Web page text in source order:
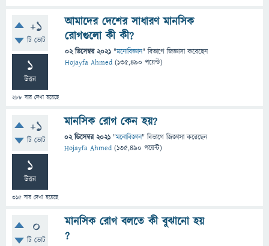
+1
টি ভোট
1
উত্তর
288 বার দেখা হয়েছে
আমাদের দেশের সাধারণ মানসিক
রোগগুলো কী কী?
02 ডিসেম্বর 2021 "মনোবিজ্ঞান" বিভাগে জিজ্ঞাসাকরেছেন
Hojayfa Ahmed (135,490 পয়েন্ট)
+1
টি ভোট
1
উত্তর
315 বার দেখা হয়েছে
মানসিক রোগ কেন হয়?
02 ডিসেম্বর 2021 "মনোবিজ্ঞান" বিভাগে জিজ্ঞাসাকরেছেন
Hojayfa Ahmed (135,490 পয়েন্ট)
0
টি ভোট
মানসিক রোগ বলতে কী বুঝানো হয়
?